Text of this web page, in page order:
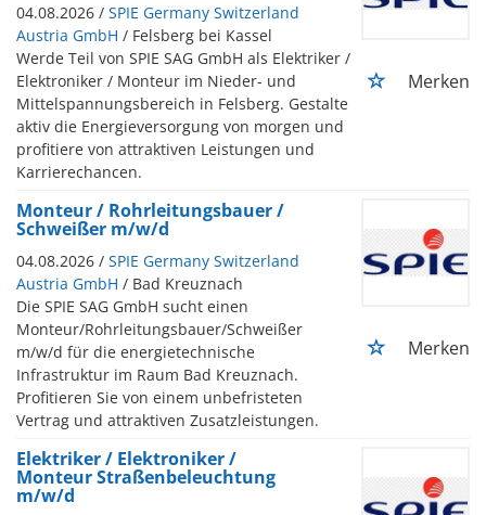
04.08.2026 / SPIE Germany Switzerland
Austria GmbH / Felsberg bei Kassel
Werde Teil von SPIE SAG GmbH als Elektriker /
Elektroniker / Monteur im Nieder- und
Mittelspannungsbereich in Felsberg. Gestalte
aktiv die Energieversorgung von morgen und
profitiere von attraktiven Leistungen und
Karrierechancen.
Merken
Monteur / Rohrleitungsbauer /
Schweißer m/w/d
04.08.2026 / SPIE Germany Switzerland
Austria GmbH / Bad Kreuznach
Die SPIE SAG GmbH sucht einen
Monteur/Rohrleitungsbauer/Schweißer
m/w/d für die energietechnische
Infrastruktur im Raum Bad Kreuznach.
Profitieren Sie von einem unbefristeten
Vertrag und attraktiven Zusatzleistungen.
Merken
Elektriker / Elektroniker /
Monteur Straßenbeleuchtung
m/w/d